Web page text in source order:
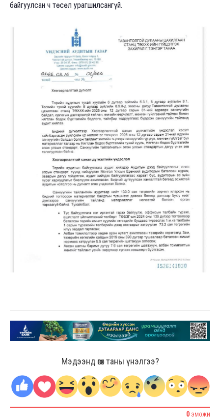
байгуулсан ч төсөл урагшилсангүй.
Мэдээнд өгөх таны үнэлгээ?
0 ЭМОЖИ